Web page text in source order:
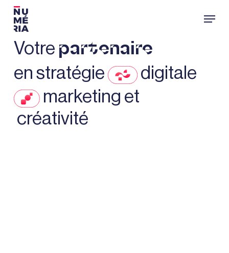
Passer
contenu
principal
Menu
Votre partenaire
en stratégie
digitale
marketing et
créativité